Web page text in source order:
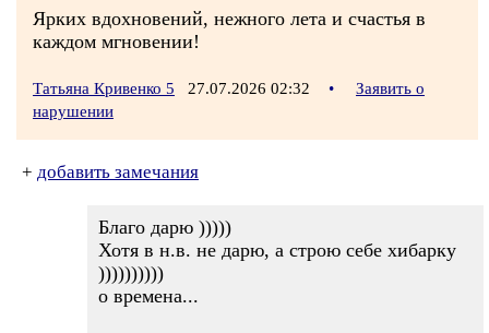
Ярких вдохновений, нежного лета и счастья в
каждом мгновении!
Татьяна Кривенко 5 27.07.2026 02:32 •
Заявить о
нарушении
+ добавить замечания
Благо дарю )))))
Хотя в н.в. не дарю, а строю себе хибарку
))))))))))
о времена...